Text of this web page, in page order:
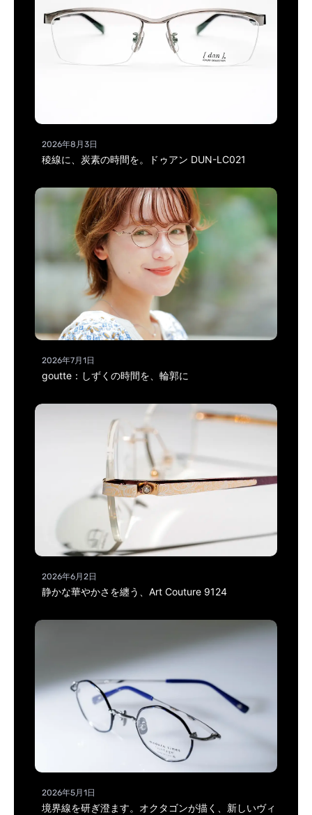
2026年8月3日
稜線に、炭素の時間を。ドゥアン DUN-LC021
2026年7月1日
goutte：しずくの時間を、輪郭に
2026年6月2日
静かな華やかさを纏う、Art Couture 9124
2026年5月1日
境界線を研ぎ澄ます。オクタゴンが描く、新しいヴィ